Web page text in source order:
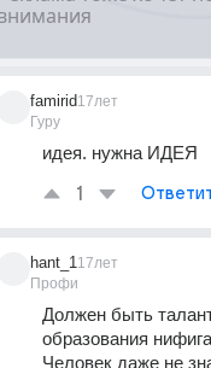
famirid
Гуру
17лет
идея. нужна ИДЕЯ
1
hant_1
Профи
17лет
Должен быть
образования
Человек даже не